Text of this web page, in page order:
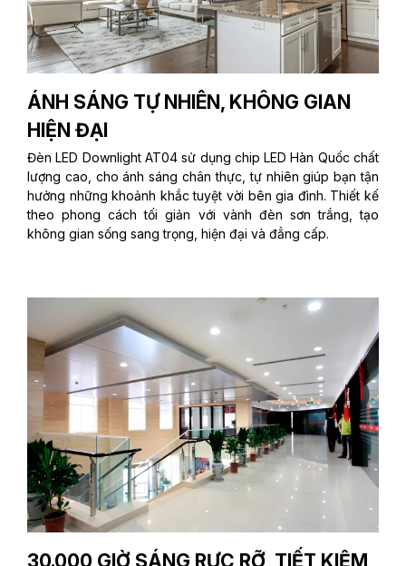
ÁNH SÁNG TỰ NHIÊN, KHÔNG GIAN
HIỆN ĐẠI
Đèn LED Downlight AT04 sử dụng chip LED Hàn Quốc chất
lượng cao, cho ánh sáng chân thực, tự nhiên giúp bạn tận
hưởng những khoảnh khắc tuyệt vời bên gia đình. Thiết kế
theo phong cách tối giản với vành đèn sơn trắng, tạo
không gian sống sang trọng, hiện đại và đẳng cấp.
30.000 GIỜ SÁNG RỰC RỠ, TIẾT KIỆM